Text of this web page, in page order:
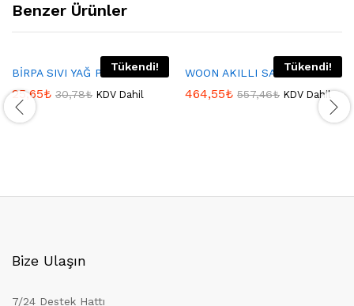
Benzer Ürünler
Tükendi!
BİRPA SIVI YAĞ POMPASI
25,65₺ 30,78₺ KDV Dahil
Tükendi!
WOON AKILLI SAAT GREEN
464,55₺ 557,46₺ KDV Dahil
Bize Ulaşın
7/24 Destek Hattı